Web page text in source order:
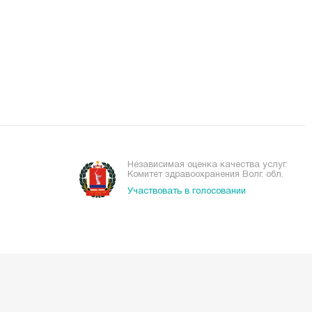
Независимая оценка качества услуг.
Комитет здравоохранения Волг. обл.
Участвовать в голосовании